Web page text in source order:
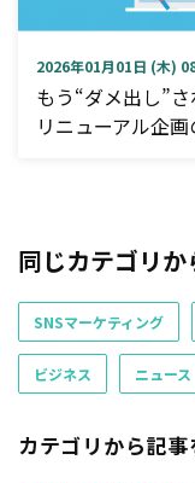
2026年01月01日 (木)
もう“ダメ出し”
リニューアル企
同じカテゴリ
SNSマーケティング
ビジネス ニュース
カテゴリから記